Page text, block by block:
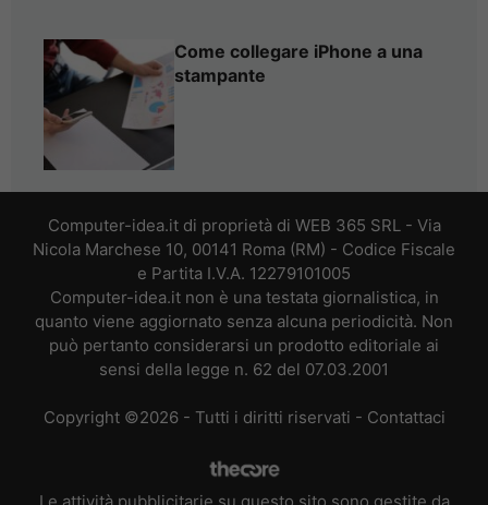
Come collegare iPhone a una
stampante
Computer-idea.it di proprietà di WEB 365 SRL - Via
Nicola Marchese 10, 00141 Roma (RM) - Codice Fiscale
e Partita I.V.A. 12279101005
Computer-idea.it non è una testata giornalistica, in
quanto viene aggiornato senza alcuna periodicità. Non
può pertanto considerarsi un prodotto editoriale ai
sensi della legge n. 62 del 07.03.2001
Copyright ©2026 - Tutti i diritti riservati - Contattaci
Le attività pubblicitarie su questo sito sono gestite da